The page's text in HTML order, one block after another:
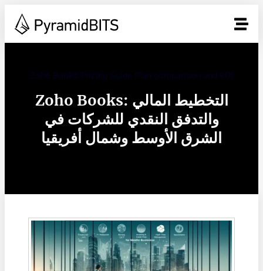
Zoho Books Pricing Guide Plan comparison and ROI
Zoho Books: التخطيط المالي
والتدفق النقدي للشركات في
الشرق الأوسط وشمال أفريقيا